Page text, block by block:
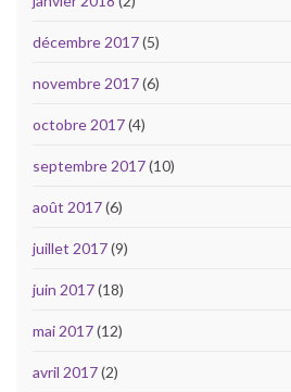
décembre 2017(5)
novembre 2017(6)
octobre 2017(4)
septembre 2017(10)
août 2017(6)
juillet 2017(9)
juin 2017(18)
mai 2017(12)
avril 2017(2)